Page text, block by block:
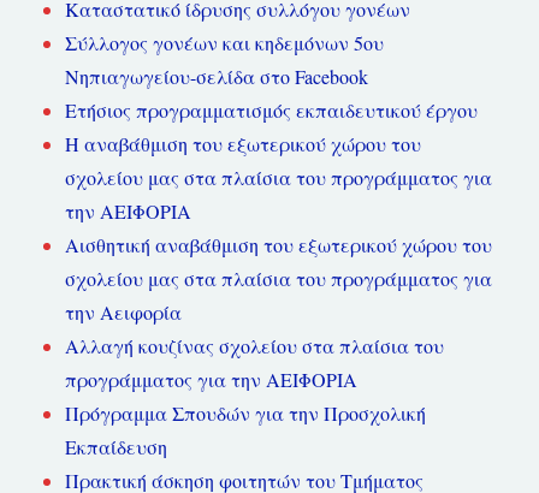
Καταστατικό ίδρυσης συλλόγου γονέων
Σύλλογος γονέων και κηδεμόνων 5ου
Νηπιαγωγείου-σελίδα στο Facebook
Ετήσιος προγραμματισμός εκπαιδευτικού έργου
Η αναβάθμιση του εξωτερικού χώρου του
σχολείου μας στα πλαίσια του προγράμματος για
την ΑΕΙΦΟΡΙΑ
Αισθητική αναβάθμιση του εξωτερικού χώρου του
σχολείου μας στα πλαίσια του προγράμματος για
την Αειφορία
Αλλαγή κουζίνας σχολείου στα πλαίσια του
προγράμματος για την ΑΕΙΦΟΡΙΑ
Πρόγραμμα Σπουδών για την Προσχολική
Εκπαίδευση
Πρακτική άσκηση φοιτητών του Τμήματος